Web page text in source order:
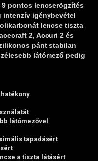
9 pontos lencserögzítés
intenzív igénybevétel
lencse tiszta
2, Accuri 2 és
pánt stabilan
látómező pedig
látómezővel
tapadásért
a tiszta látásért